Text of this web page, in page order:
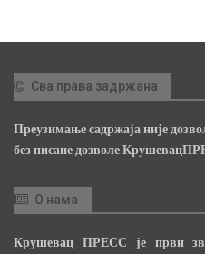
Сва права задржана
Преузимање садржаја није
без писане дозволе
О нама
Крушевац ПРЕСС је први